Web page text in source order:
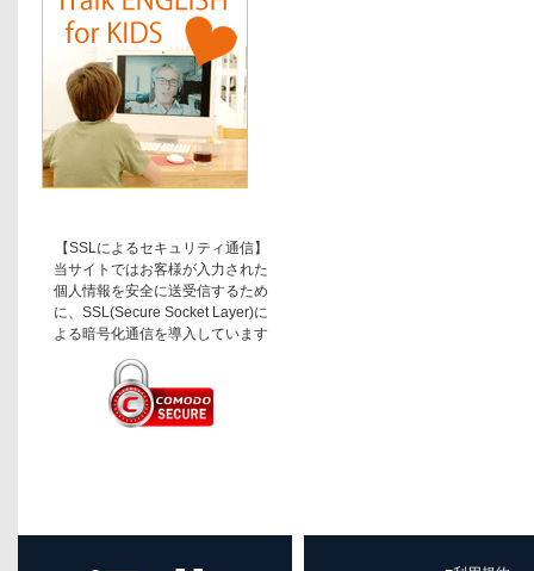
【SSLによるセキュリティ通信】
当サイトではお客様が入力された
個人情報を安全に送受信するため
に、SSL(Secure Socket Layer)に
よる暗号化通信を導入しています